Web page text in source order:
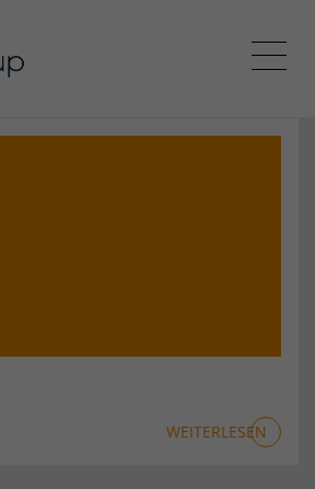
QRC Personalberatung
WEITERLESEN